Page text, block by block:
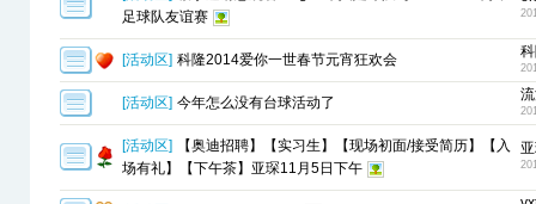
足球队友谊赛
[活动区] 科隆2014爱你一世春节元宵狂欢会
[活动区] 今年怎么没有台球活动了
[活动区]
【奥迪招聘】【实习生】【现场初面/接受简历】【入
场有礼】【下午茶】亚琛11月5日下午